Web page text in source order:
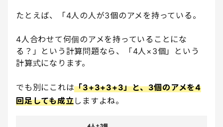
たとえば、「4人の人が3個のアメを持っている。
4人合わせて何個のアメを持っていることにな
る？」という計算問題なら、「4人×3個」という
計算式になります。
でも別にこれは「3+3+3+3」と、3個のアメを4
回足しても成立しますよね。